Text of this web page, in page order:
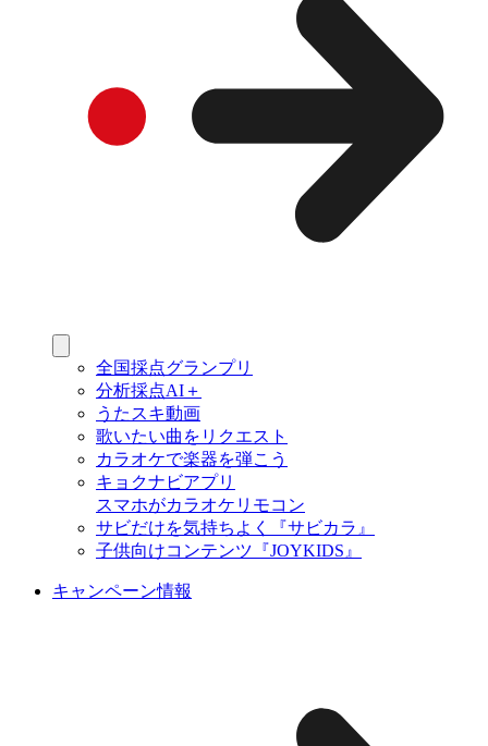
全国採点グランプリ
分析採点AI＋
うたスキ動画
歌いたい曲をリクエスト
カラオケで楽器を弾こう
キョクナビアプリ
スマホがカラオケリモコン
サビだけを気持ちよく『サビカラ』
子供向けコンテンツ『JOYKIDS』
キャンペーン情報